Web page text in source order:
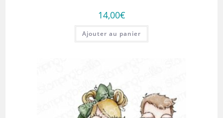
14,00€
Ajouter au panier